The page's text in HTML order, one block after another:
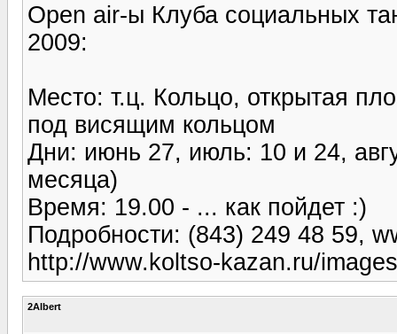
Open air-ы Клуба социальных
2009:
Место: т.ц. Кольцо, открытая
под висящим кольцом
Дни: июнь 27, июль: 10 и 24,
месяца)
Время: 19.00 - ... как пойдет :)
Подробности: (843) 249 48 59,
http://www.koltso-kazan.ru/
2Albert